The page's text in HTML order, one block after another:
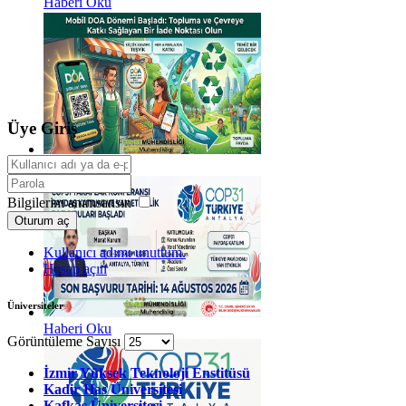
Haberi Oku
Haberi Oku
Üye Giriş
Bilgilerim anımsansın
Oturum aç
Kullanıcı adımı unuttum.
Hesap açın
Üniversiteler
Görüntüleme Sayısı
İzmir Yüksek Teknoloji Enstitüsü
Kadir Has Üniversitesi